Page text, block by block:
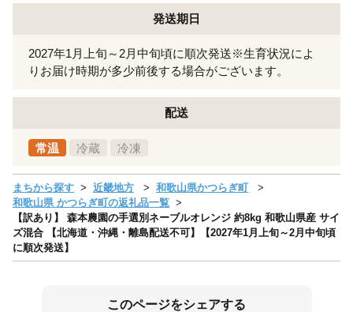
発送期日
2027年1月上旬～2月中旬頃に順次発送※生育状況によ
りお届け時期が多少前後する場合がございます。
配送
常温 冷蔵 冷凍
まちから探す 近畿地方
和歌山県かつらぎ町
和歌山県 かつらぎ町の返礼品一覧
【訳あり】 森本農園の手選別ネーブルオレンジ 約8kg 和歌山県産 サイ
ズ混合 【北海道・沖縄・離島配送不可】【2027年1月上旬～2月中旬頃
に順次発送】
このページをシェアする